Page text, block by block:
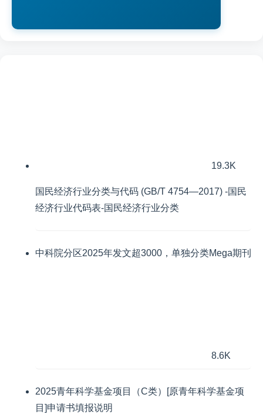
19.3K
国民经济行业分类与代码 (GB/T 4754—2017) -国民
经济行业代码表-国民经济行业分类
中科院分区2025年发文超3000，单独分类Mega期刊
8.6K
2025青年科学基金项目（C类）[原青年科学基金项
目]申请书填报说明